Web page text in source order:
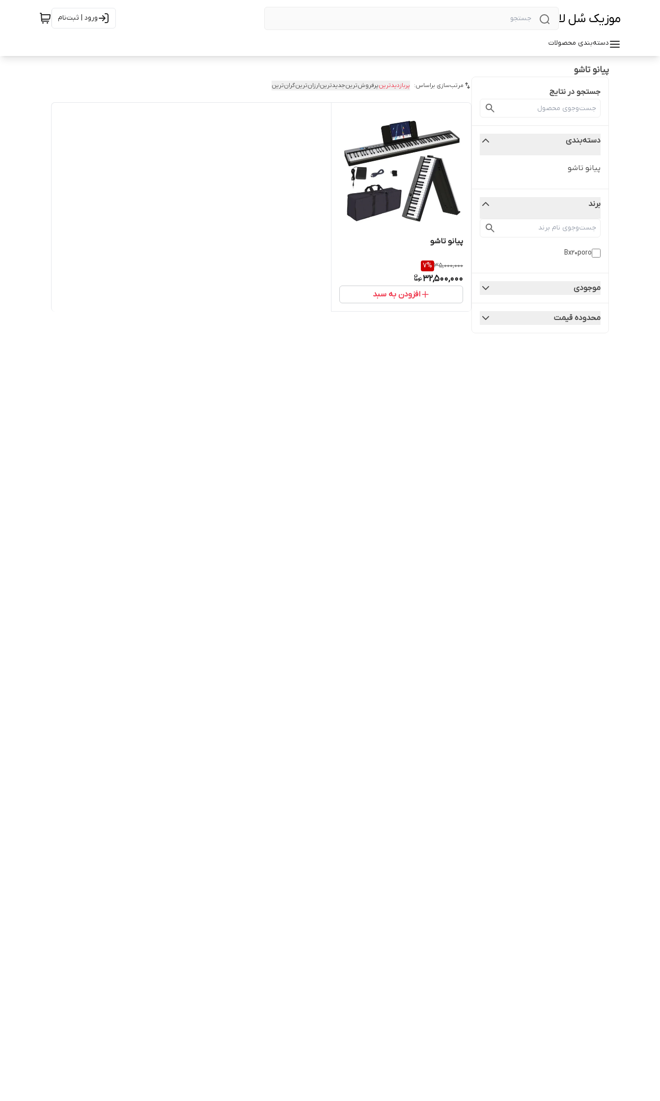
موزیک سُل لا ورود | ثبت‌نام
دسته‌بندی محصولات
پیانو تاشو
جستجو در نتایج
دسته‌بندی
پیانو تاشو
برند
Bx20poro
موجودی
محدوده قیمت
مرتب‌سازی براساس: پربازدیدترینپرفروش‌ترینجدیدترینارزان‌ترینگران‌ترین
پیانو تاشو
35,000,000
7%
32,500,000
افزودن به سبد